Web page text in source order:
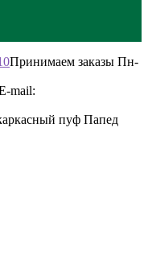
Принимаем заказы Пн-
mail:
пуф Папед